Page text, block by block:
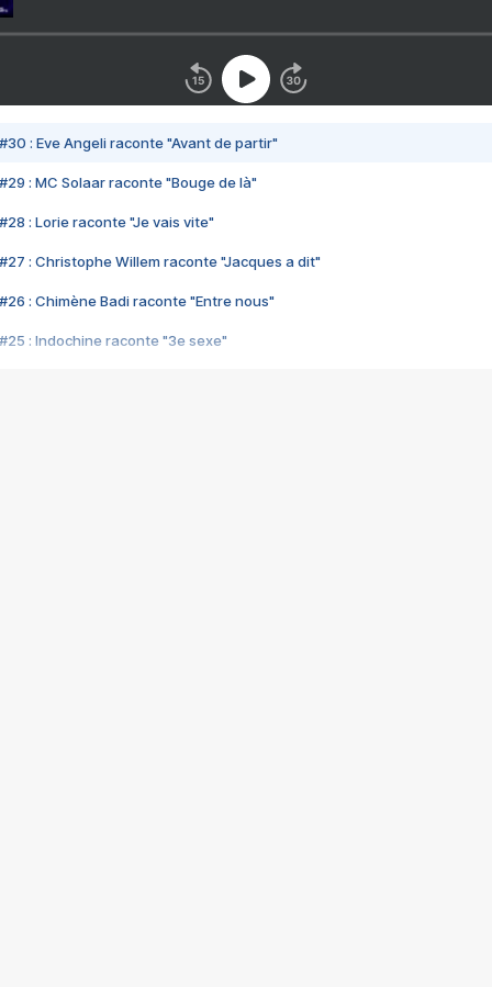
#30 : Eve Angeli raconte "Avant de partir"
#29 : MC Solaar raconte "Bouge de là"
#28 : Lorie raconte "Je vais vite"
#27 : Christophe Willem raconte "Jacques a dit"
#26 : Chimène Badi raconte "Entre nous"
#25 : Indochine raconte "3e sexe"